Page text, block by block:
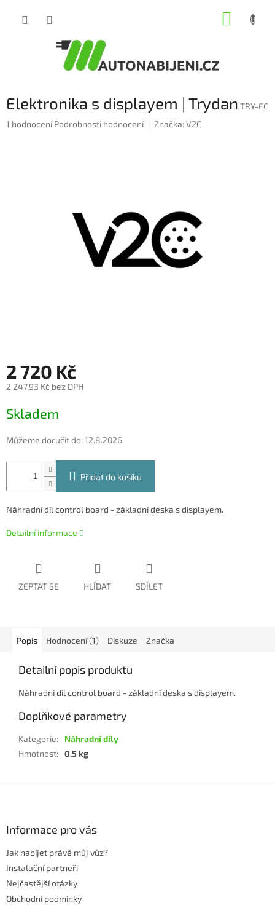
Elektronika s displayem | Trydan TRY-EC
Průměrné
1 hodnocení Podrobnosti hodnocení Značka:V2C
2 720 Kč
2 247,93 Kč bez DPH
cena:
Skladem
Můžeme doručit do:12.8.2026
Přidat do košíku
Náhradní díl control board - základní deska s displayem.
Detailní informace
ZEPTAT SE HLÍDAT SDÍLET
Popis Hodnocení (1) Diskuze Značka
Detailní popis produktu
Náhradní díl control board - základní deska s displayem.
Doplňkové parametry
Kategorie:
Náhradní díly
Hmotnost: 0.5 kg
Informace pro vás
Jak nabíjet právě můj vůz?
Instalační partneři
Nejčastější otázky
Obchodní podmínky